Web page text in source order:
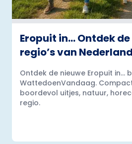
Eropuit in… Ontdek
regio’s van Nederland
Ontdek de nieuwe Eropuit in...
WattedoenVandaag.
boordevol uitjes, natuur,
regio.